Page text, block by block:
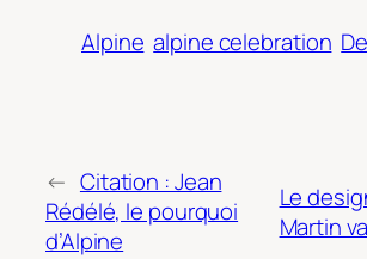
Alpine alpine celebration
← Citation : Jean
Rédélé, le pourquoi
d’Alpine
Le
Martin